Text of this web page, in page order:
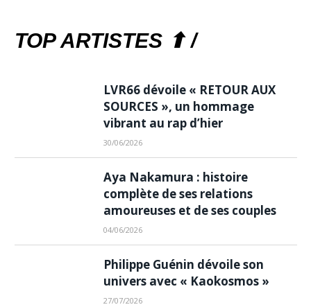
TOP ARTISTES ⬆ /
LVR66 dévoile « RETOUR AUX
SOURCES », un hommage
vibrant au rap d’hier
30/06/2026
Aya Nakamura : histoire
complète de ses relations
amoureuses et de ses couples
04/06/2026
Philippe Guénin dévoile son
univers avec « Kaokosmos »
27/07/2026